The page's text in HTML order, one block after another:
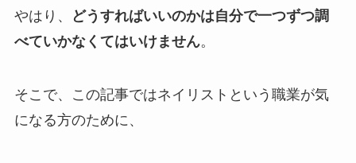
やはり、
どうすればいいのかは自分で一つずつ調
べていかなくてはいけません。
そこで、この記事ではネイリストという職業が気
になる方のために、